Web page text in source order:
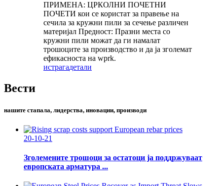
ПРИМЕНА: ЦРКОЛНИ ПОЧЕТНИ
ПОЧЕТИ кои се користат за правење на
сечила за кружни пили за сечење различен
материјал Предност: Празни места со
кружни пили можат да ги намалат
трошоците за производство и да ја зголемат
ефикасноста на wprk.
истрагадетали
Вести
нашите стапала, лидерства, иновации, производи
20-10-21
Зголемените трошоци за остатоци ја поддржуваат
европската арматура ...